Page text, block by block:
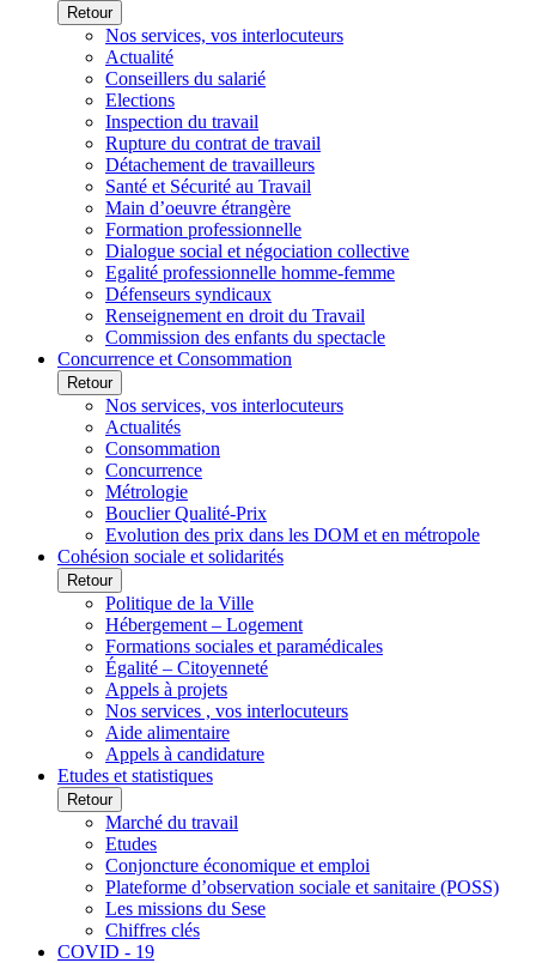
Retour
Nos services, vos interlocuteurs
Actualité
Conseillers du salarié
Elections
Inspection du travail
Rupture du contrat de travail
Détachement de travailleurs
Santé et Sécurité au Travail
Main d’oeuvre étrangère
Formation professionnelle
Dialogue social et négociation collective
Egalité professionnelle homme-femme
Défenseurs syndicaux
Renseignement en droit du Travail
Commission des enfants du spectacle
Concurrence et Consommation
Retour
Nos services, vos interlocuteurs
Actualités
Consommation
Concurrence
Métrologie
Bouclier Qualité-Prix
Evolution des prix dans les DOM et en métropole
Cohésion sociale et solidarités
Retour
Politique de la Ville
Hébergement – Logement
Formations sociales et paramédicales
Égalité – Citoyenneté
Appels à projets
Nos services , vos interlocuteurs
Aide alimentaire
Appels à candidature
Etudes et statistiques
Retour
Marché du travail
Etudes
Conjoncture économique et emploi
Plateforme d’observation sociale et sanitaire (POSS)
Les missions du Sese
Chiffres clés
COVID - 19